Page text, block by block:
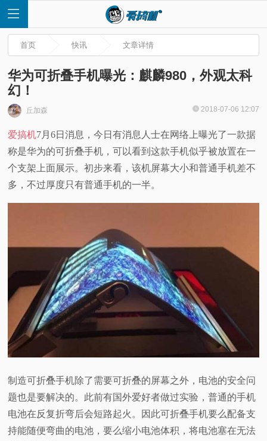
首
页
快
科
普
验
首页 快讯 文章详情
华为可折叠手机曝光：麒麟980，外观太科
幻！
丘加森 2018-07-06 12:07
爱搞机7月6日消息，今日有消息人士在网络上曝光了一款据
称是华为的可折叠手机，可以看到这款手机似乎被放置在一
个支架上面展示。初步来看，该机屏幕大小和普通手机差不
多，不过厚度只有普通手机的一半。
制造可折叠手机除了需要可折叠的屏幕之外，电池的安全问
题也是要解决的。此前有国外爱好者做过实验，普通的手机
电池在反复折弯后会短路起火。因此可折叠手机要么配备支
持能随便弯曲的电池，要么缩小电池体积，将电池塞在无法